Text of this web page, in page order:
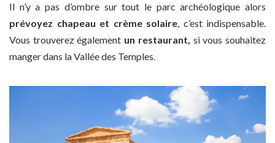
Il n’y a pas d’ombre sur tout le parc archéologique alors
prévoyez chapeau et crème solaire, c’est indispensable.
Vous trouverez également un restaurant, si vous souhaitez
manger dans la Vallée des Temples.